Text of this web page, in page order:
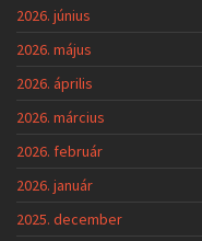
2026. június
2026. május
2026. április
2026. március
2026. február
2026. január
2025. december